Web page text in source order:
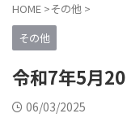
HOME >その他 >
その他
令和7年5月
06/03/2025